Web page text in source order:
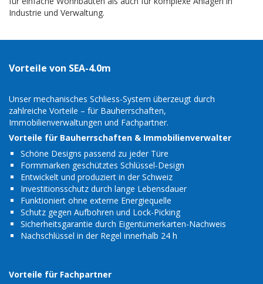
Industrie und Verwaltung.
Vorteile von SEA-4.0m
Unser mechanisches Schliess-System überzeugt durch
zahlreiche Vorteile – für Bauherrschaften,
Immobilienverwaltungen und Fachpartner.
Vorteile für Bauherrschaften & Immobilienverwalter
Schöne Designs passend zu jeder Türe
Formmarken geschütztes Schlüssel-Design
Entwickelt und produziert in der Schweiz
Investitionsschutz durch lange Lebensdauer
Funktioniert ohne externe Energiequelle
Schutz gegen Aufbohren und Lock-Picking
Sicherheitsgarantie durch Eigentümerkarten-Nachweis
Nachschlüssel in der Regel innerhalb 24 h
Vorteile für Fachpartner